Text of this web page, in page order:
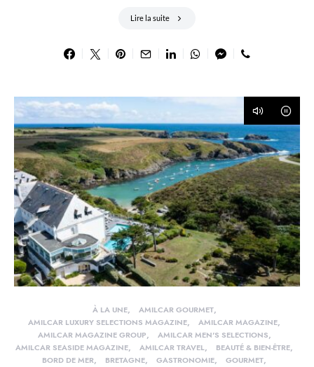
Lire la suite
À LA UNE
AMILCAR GOURMET
AMILCAR LUXURY SELECTIONS MAGAZINE
AMILCAR MAGAZINE
AMILCAR MAGAZINE GROUP
AMILCAR MEN'S SELECTIONS
AMILCAR SEASIDE MAGAZINE
AMILCAR TRAVEL
BEAUTÉ & BIEN-ÊTRE
BORD DE MER
BRETAGNE GASTRONOMIE
GOURMET